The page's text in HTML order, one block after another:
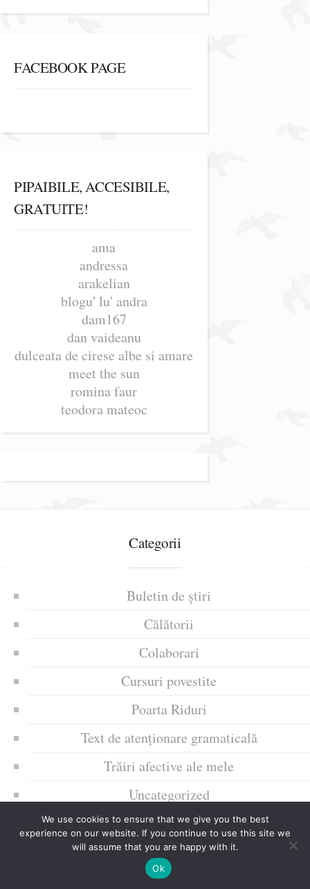
FACEBOOK PAGE
PIPAIBILE, ACCESIBILE,
GRATUITE!
ama
andressa
arakelian
blogu' lu' andra
dam167
dan vaideanu
dulceata de cirese albe si amare
meet the sun
romina faur
teodora mateoc
Categorii
Buletin de știri
Călătorii
Colaborari
Cursuri povestite
Poarta Riduri
Text de atenționare gramaticală
Trăiri afective ale mele
Uncategorized
Zice Dunia
Ziua culorii
We use cookies to ensure that we give you the best
experience on our website. If you continue to use this site we
will assume that you are happy with it.
Ok